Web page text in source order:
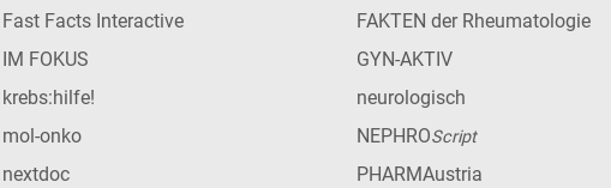
Fast Facts Interactive
IM FOKUS
krebs:hilfe!
mol-onko
nextdoc
FAKTEN der Rheumatologie
GYN-AKTIV
neurologisch
NEPHROScript
PHARMAustria